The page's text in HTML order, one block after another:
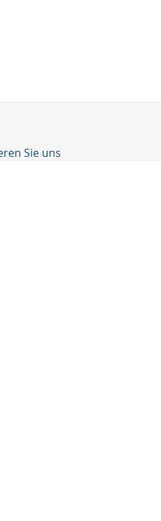
Sie uns